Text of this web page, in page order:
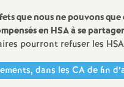
que nous ne pouvons
en HSA à se
pourront refuser les
dans les CA de fin